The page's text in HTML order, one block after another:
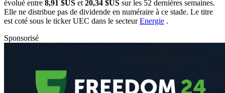
évolué entre 8,91 $US et 20,34 $US sur les 52 dernières semaines.
Elle ne distribue pas de dividende en numéraire à ce stade. Le titre
est coté sous le tickerUEC dans le secteurEnergie .
Sponsorisé